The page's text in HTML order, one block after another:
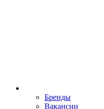
Бренды
Вакансии